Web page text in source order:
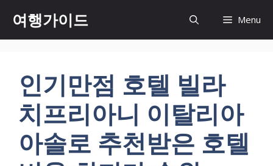
츠
여행가이드 Menu
인기만점 호텔 빌라
치프리아니 이탈리아
아솔로 추천받은 호텔